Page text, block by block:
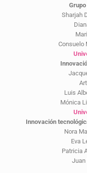
Sharjah
Consuelo
Luis
Mónica
Innovación
Nora
Eva
Patricia
Juan